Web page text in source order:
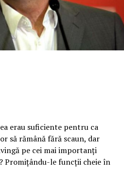
erau suficiente pentru ca
să rămână fără scaun, dar
pe cei mai importanţi
Promiţându-le funcţii cheie în